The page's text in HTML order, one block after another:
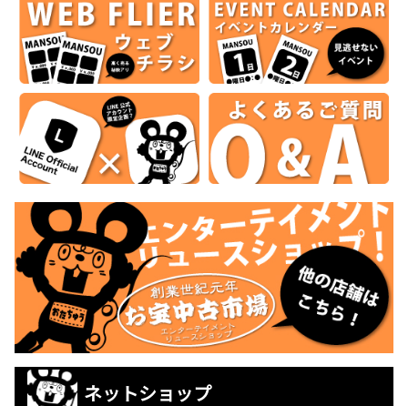
ネットショップ